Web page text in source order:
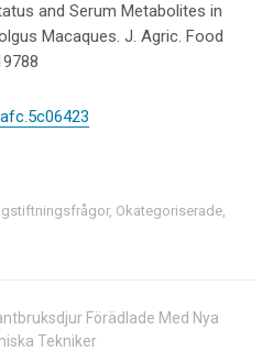
and Serum Metabolites in
Macaques. J. Agric. Food
, Okategoriserade,
Förädlade Med Nya
Tekniker